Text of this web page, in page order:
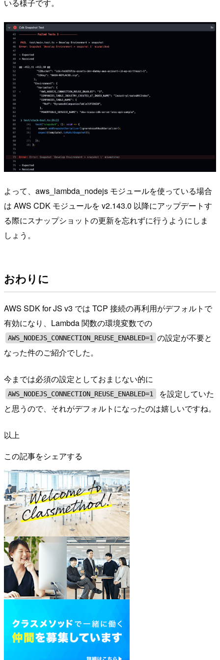
いる様子です。
よって、aws_lambda_nodejs モジュールを使っている場合
は AWS CDK モジュールを v2.143.0 以降にアップデートす
る際にスナップショットの更新を忘れずに行うようにしま
しょう。
おわりに
AWS SDK for JS v3 では TCP 接続の再利用がデフォルトで
有効になり、Lambda 関数の環境変数での
AWS_NODEJS_CONNECTION_REUSE_ENABLED=1
の設定が不要と
なった件のご紹介でした。
今までは必須の設定としておまじない的に
AWS_NODEJS_CONNECTION_REUSE_ENABLED=1
を設定していた
と思うので、それがデフォルトになったのは嬉しいですね。
以上
この記事をシェアする